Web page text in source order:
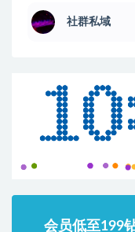
社群私域
会员低至199